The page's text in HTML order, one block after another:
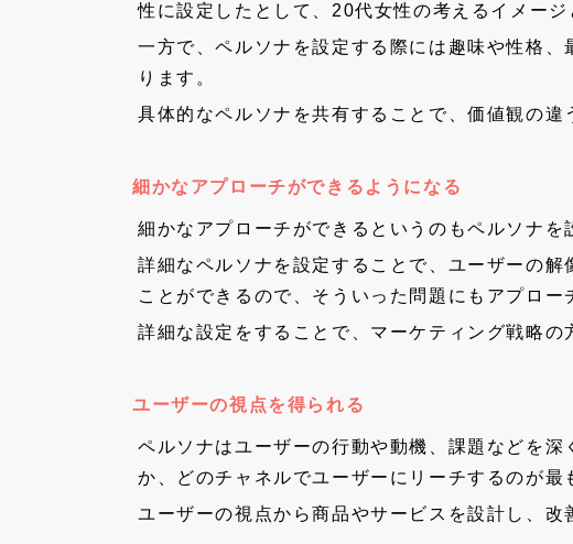
性に設定したとして、20代女性の考えるイメー
一方で、ペルソナを設定する際には趣味や性格
ります。
具体的なペルソナを共有することで、価値観の
細かなアプローチができるようになる
細かなアプローチができるというのもペルソナを
詳細なペルソナを設定することで、ユーザーの
ことができるので、そういった問題にもアプロー
詳細な設定をすることで、マーケティング戦略
ユーザーの視点を得られる
ペルソナはユーザーの行動や動機、課題などを
か、どのチャネルでユーザーにリーチするのが
ユーザーの視点から商品やサービスを設計し、